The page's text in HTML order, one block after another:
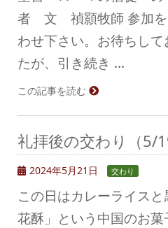
者 文 禎顥牧師 参加を
わせ下さい。お待ちし
たが、引き続き …
この記事を読む
礼拝後の交わり（5/
2024年5月21日 交わり
この日はカレーライス
花酥」という中国のお